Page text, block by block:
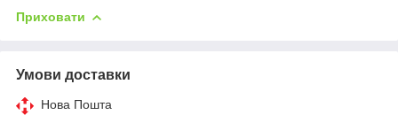
Приховати
Умови доставки
Нова Пошта